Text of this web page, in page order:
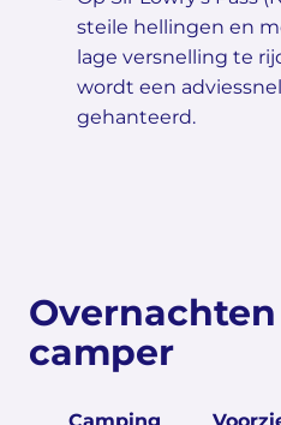
steile hellingen en
lage versnelling te
wordt een
gehanteerd.
camper